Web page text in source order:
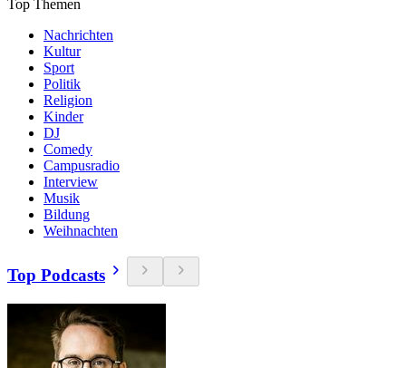
Top Themen
Nachrichten
Kultur
Sport
Politik
Religion
Kinder
DJ
Comedy
Campusradio
Interview
Musik
Bildung
Weihnachten
Top Podcasts